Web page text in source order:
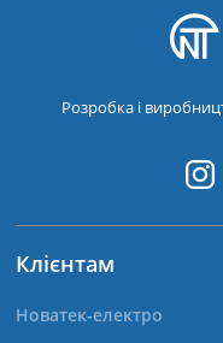
Розробка і
Клієнтам
Новатек-електро